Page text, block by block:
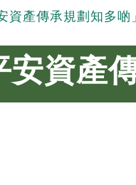
資產傳承規劃知多啲
安資產